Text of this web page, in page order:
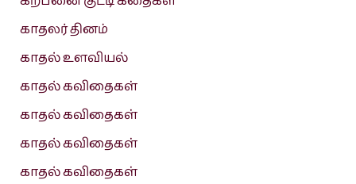
காதலர் தினம்
காதல் உளவியல்
காதல் கவிதைகள்
காதல் கவிதைகள்
காதல் கவிதைகள்
காதல் கவிதைகள்